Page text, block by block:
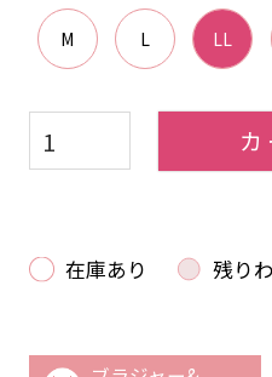
M L LL
在庫あり 残り